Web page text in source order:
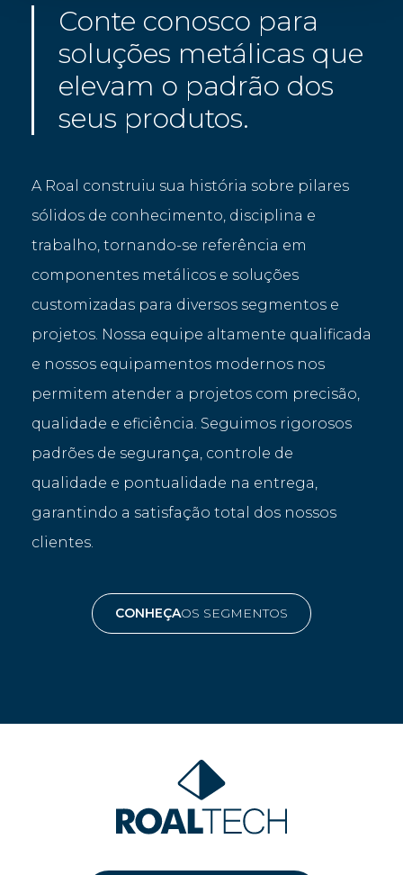
Conte conosco para
soluções metálicas que
elevam o padrão dos
seus produtos.
A Roal construiu sua história sobre pilares
sólidos de conhecimento, disciplina e
trabalho, tornando-se referência em
componentes metálicos e soluções
customizadas para diversos segmentos e
projetos. Nossa equipe altamente qualificada
e nossos equipamentos modernos nos
permitem atender a projetos com precisão,
qualidade e eficiência. Seguimos rigorosos
padrões de segurança, controle de
qualidade e pontualidade na entrega,
garantindo a satisfação total dos nossos
clientes.
CONHEÇAOS SEGMENTOS